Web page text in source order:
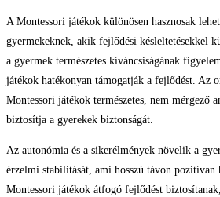
A Montessori játékok különösen hasznosak
gyermekeknek, akik fejlődési késleltetésekkel
a gyermek természetes kíváncsiságának
játékok hatékonyan támogatják a fejlődést. Az
Montessori játékok természetes, nem mérgező
biztosítja a gyerekek biztonságát.
Az autonómia és a sikerélmények növelik a
érzelmi stabilitását, ami hosszú távon pozitívan
Montessori játékok átfogó fejlődést